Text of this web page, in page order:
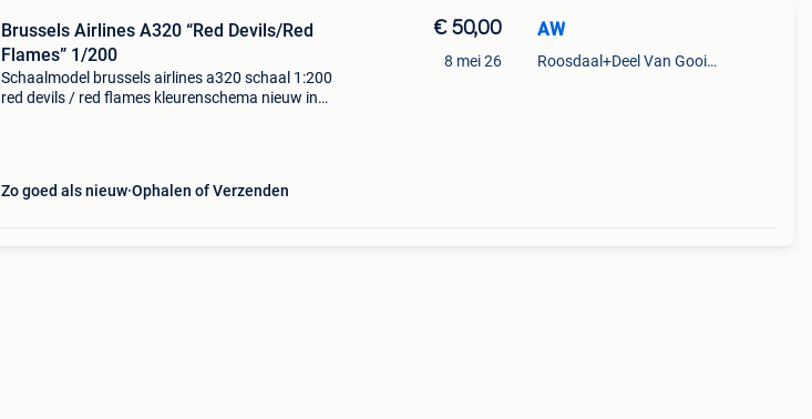
Brussels Airlines A320 “Red Devils/Red
Flames” 1/200
Schaalmodel brussels airlines a320 schaal 1:200
red devils / red flames kleurenschema nieuw in
Zo goed als nieuw Ophalen of Verzenden
€ 50,00
8 mei 26
AW
Roosdaal+Deel Van Gooik En Sint-Kwintens-Lennik